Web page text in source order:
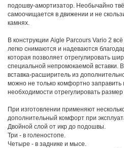
подошву-амортизатор. Необычайно
самоочищается в движении и не
камнях.
В конструкции Aigle Parcours Vario 2
легко снимаются и надеваются
которая позволяет отрегулировать
специальной непромокаемой вставки.
вставка-расширитель из
можно не только комфортно
необходимости отрегулировать размер
При изготовлении применяют
дополнительный комфорт при
Двойной слой от икр до подошвы.
Три - в голеностопе.
Четыре - в заднике и мысе.